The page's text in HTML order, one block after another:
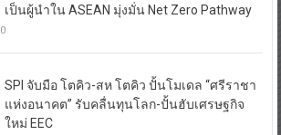
เป็นผู้นำใน ASEAN มุ่งมั่น Net Zero Pathway
0
SPI จับมือ โตคิว-สห โตคิว ปั้นโมเดล “ศรีราชา
แห่งอนาคต” รับคลื่นทุนโลก-ปั้นฮับเศรษฐกิจ
ใหม่ EEC